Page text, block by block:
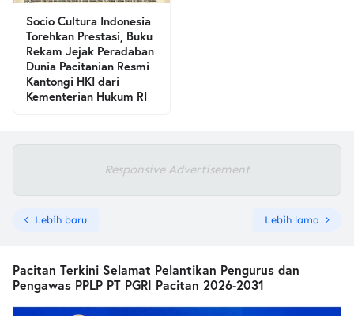
Socio Cultura Indonesia
Torehkan Prestasi, Buku
Rekam Jejak Peradaban
Dunia Pacitanian Resmi
Kantongi HKI dari
Kementerian Hukum RI
Responsive Advertisement
Lebih baru Lebih lama
Pacitan Terkini Selamat Pelantikan Pengurus dan
Pengawas PPLP PT PGRI Pacitan 2026-2031